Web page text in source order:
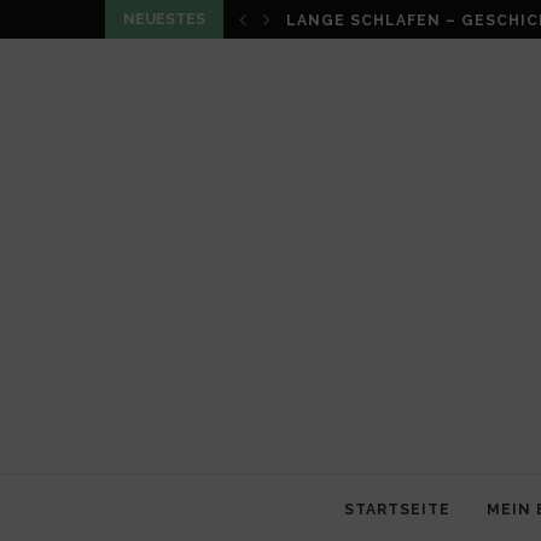
NEUESTES LOUMA VON CHRISTIAN
STARTSEITE MEIN